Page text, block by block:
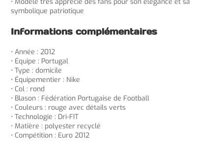
• Modèle très apprécié des fans pour son élégance et sa
symbolique patriotique
Informations complémentaires
• Année : 2012
• Équipe : Portugal
• Type : domicile
• Équipementier : Nike
• Col : rond
• Blason : Fédération Portugaise de Football
• Couleurs : rouge avec détails verts
• Technologie : Dri-FIT
• Matière : polyester recyclé
• Compétition : Euro 2012